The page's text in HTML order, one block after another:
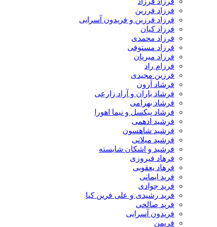
فرزاد فرزین
فرزاد فرزین و فریدون آسرایی
فرزاد کیان
فرزاد محمدی
فرزاد مستوفی
فرزاد میریان
فرزام راد
فرزین مجیدی
فرشاد آرون
فرشاد باران و آراد زارعی
فرشاد بهرامی
فرشاد پیکسل و نیما اهورا
فرشید ادهمی
فرشید شاهسون
فرشید میلانی
فرشید و اشکان شایسته
فرهاد فیروزی
فرهاد یعقوبی
فرید ایمانی
فرید جوادی
فرید رشیدی و علی فرین کیا
فرید صالحی
فریدون آسرایی
فریمن